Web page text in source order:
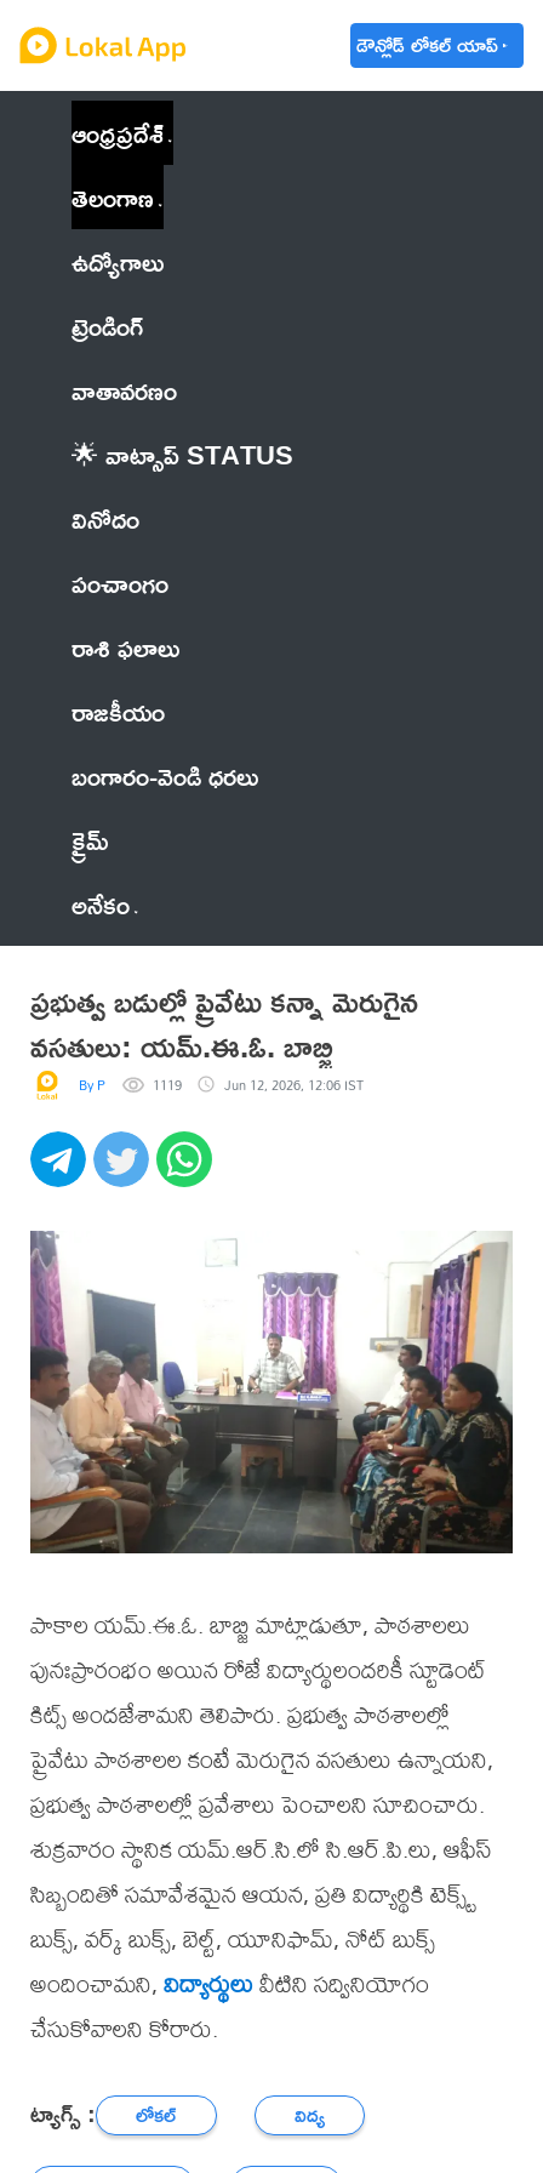
డౌన్లోడ్ లోకల్ యాప్
ఆంధ్రప్రదేశ్
తెలంగాణ
ఉద్యోగాలు
ట్రెండింగ్
వాతావరణం
🌟 వాట్సాప్ STATUS
వినోదం
పంచాంగం
రాశి ఫలాలు
రాజకీయం
బంగారం-వెండి ధరలు
క్రైమ్
అనేకం
ప్రభుత్వ బడుల్లో ప్రైవేటు కన్నా మెరుగైన
వసతులు: యమ్.ఈ.ఓ. బాబ్జి
By P 1119 Jun 12, 2026, 12:06 IST
పాకాల యమ్.ఈ.ఓ. బాబ్జి మాట్లాడుతూ, పాఠశాలలు
పునఃప్రారంభం అయిన రోజే విద్యార్థులందరికీ స్టూడెంట్
కిట్స్ అందజేశామని తెలిపారు. ప్రభుత్వ పాఠశాలల్లో
ప్రైవేటు పాఠశాలల కంటే మెరుగైన వసతులు ఉన్నాయని,
ప్రభుత్వ పాఠశాలల్లో ప్రవేశాలు పెంచాలని సూచించారు.
శుక్రవారం స్థానిక యమ్.ఆర్.సి.లో సి.ఆర్.పి.లు, ఆఫీస్
సిబ్బందితో సమావేశమైన ఆయన, ప్రతి విద్యార్థికి టెక్స్ట్
బుక్స్, వర్క్ బుక్స్, బెల్ట్, యూనిఫామ్, నోట్ బుక్స్
అందించామని,విద్యార్థులువీటిని సద్వినియోగం
చేసుకోవాలని కోరారు.
ట్యాగ్స్ : లోకల్
విద్య